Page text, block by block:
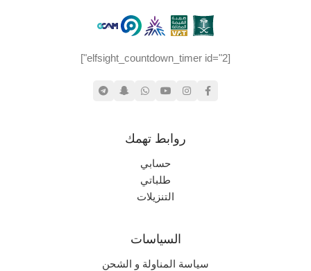
اليابان
مستخدم بحالة جيدة جدا
[elfsight_countdown_timer id="2"]
روابط تهمك
حسابي
طلباتي
التنزيلات
السياسات
سياسة المناولة و الشحن